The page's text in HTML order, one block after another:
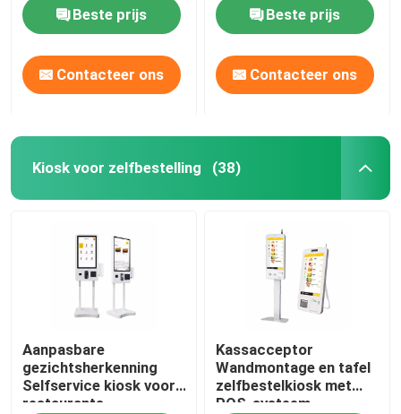
Beste prijs
Contacteer ons
Beste prijs
Contacteer ons
Kiosk voor zelfbestelling (38)
Aanpasbare
gezichtsherkenning
Selfservice kiosk voor
restaurants
Kassacceptor
Wandmontage en tafel
zelfbestelkiosk met
POS-systeem